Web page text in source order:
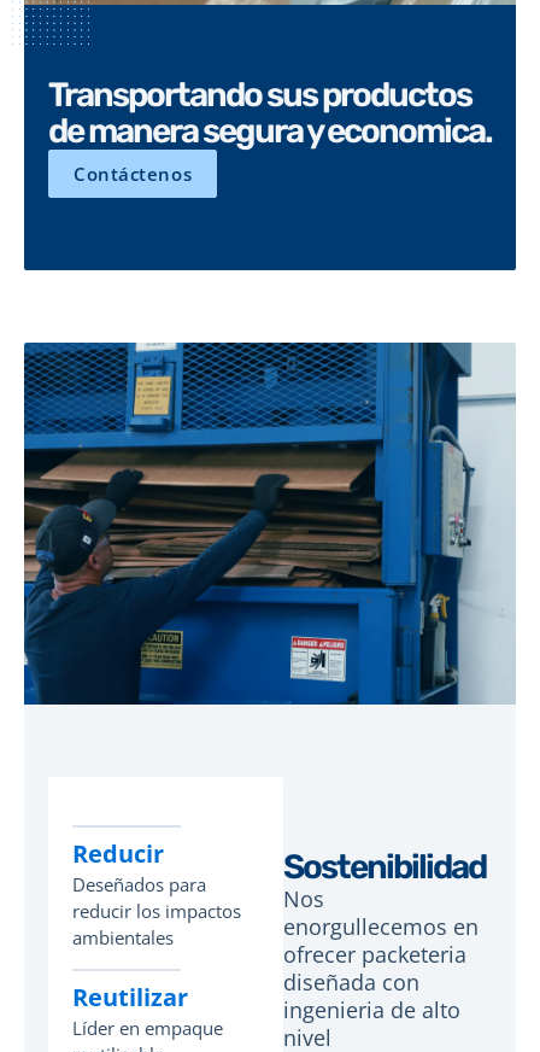
Transportando sus productos
de manera segura y economica.
Contáctenos
Reducir
Deseñados para
reducir los impactos
ambientales
Reutilizar
Líder en empaque
Sostenibilidad
Nos
enorgullecemos en
ofrecer packeteria
diseñada con
ingenieria de alto
nivel